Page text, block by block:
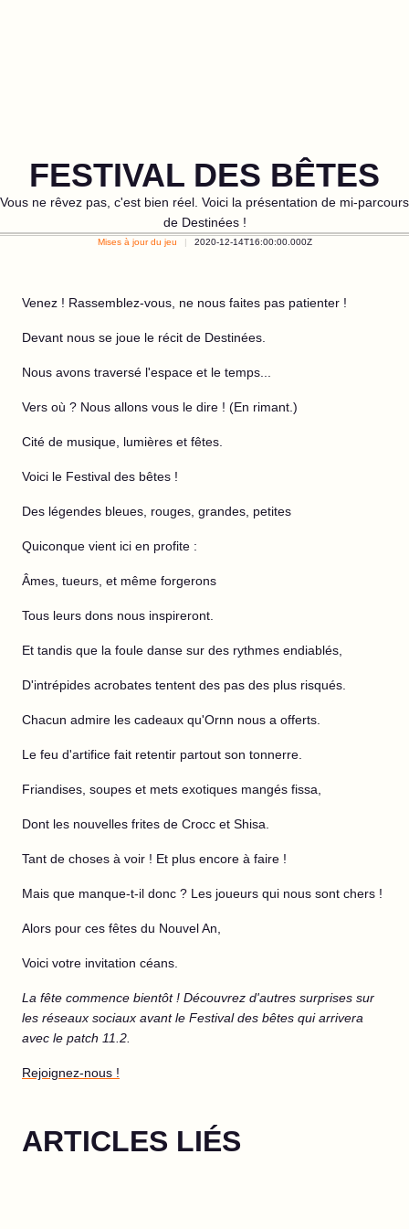
FESTIVAL DES BÊTES
Vous ne rêvez pas, c'est bien réel. Voici la présentation de mi-parcours
de Destinées !
Mises à jour du jeu 2020-12-14T16:00:00.000Z
Venez ! Rassemblez-vous, ne nous faites pas patienter !
Devant nous se joue le récit de Destinées.
Nous avons traversé l'espace et le temps...
Vers où ? Nous allons vous le dire ! (En rimant.)
Cité de musique, lumières et fêtes.
Voici le Festival des bêtes !
Des légendes bleues, rouges, grandes, petites
Quiconque vient ici en profite :
Âmes, tueurs, et même forgerons
Tous leurs dons nous inspireront.
Et tandis que la foule danse sur des rythmes endiablés,
D'intrépides acrobates tentent des pas des plus risqués.
Chacun admire les cadeaux qu'Ornn nous a offerts.
Le feu d'artifice fait retentir partout son tonnerre.
Friandises, soupes et mets exotiques mangés fissa,
Dont les nouvelles frites de Crocc et Shisa.
Tant de choses à voir ! Et plus encore à faire !
Mais que manque-t-il donc ? Les joueurs qui nous sont chers !
Alors pour ces fêtes du Nouvel An,
Voici votre invitation céans.
La fête commence bientôt ! Découvrez d'autres surprises sur
les réseaux sociaux avant le Festival des bêtes qui arrivera
avec le patch 11.2.
Rejoignez-nous !
ARTICLES LIÉS